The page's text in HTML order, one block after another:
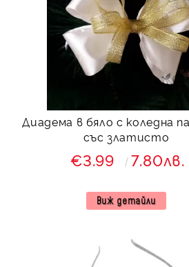
Диадема в бяло с коледна
със златисто
€3.99 7.80лв.
Виж детайли